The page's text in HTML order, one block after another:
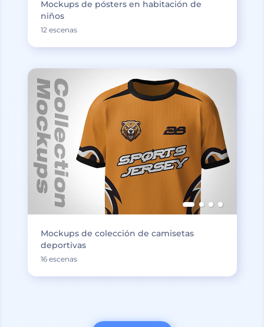
Mockups de pósters en habitación de
niños
12 escenas
Mockups de colección de camisetas
deportivas
16 escenas